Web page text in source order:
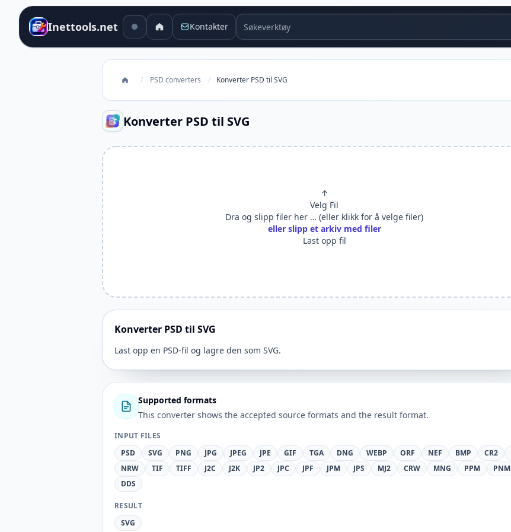
Inettools.net Kontakter Søkeverktøy
/ PSD converters / Konverter PSD til SVG
Konverter PSD til SVG
↑
Velg Fil
Dra og slipp filer her … (eller klikk for å velge filer)
eller slipp et arkiv med filer
Last opp fil
Konverter PSD til SVG
Last opp en PSD-fil og lagre den som SVG.
Supported formats
This converter shows the accepted source formats and the result format.
INPUT FILES
PSD
SVG PNG JPG JPEG JPE GIF TGA DNG WEBP ORF NEF BMP CR2
NRW
TIF TIFF J2C J2K JP2 JPC JPF JPM JPS MJ2 CRW MNG PPM
PNM
DDS
RESULT
SVG